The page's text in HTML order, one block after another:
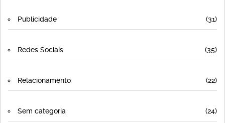
Publicidade (31)
Redes Sociais (35)
Relacionamento (22)
Sem categoria (24)